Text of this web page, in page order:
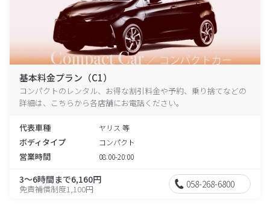
基本料金プラン（C1）
コンパクトのレンタル、お得な割引料金や予約、乗り捨てなどの
詳細は、こちらから各店舗にお電話ください。
代表車種 ヤリス 等
ボディタイプ コンパクト
営業時間 08:00-20:00
3～6時間まで6,160円
免責補償制度1,100円 058-268-6800